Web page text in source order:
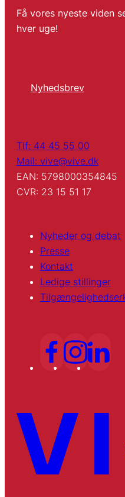
Få vores nyeste viden
hver uge!
Nyhedsbrev
Tlf: 44 45 55 00
Mail: vive@vive.dk
EAN: 5798000354845
CVR: 23 15 51 17
Nyheder og debat
Presse
Kontakt
Ledige stillinger